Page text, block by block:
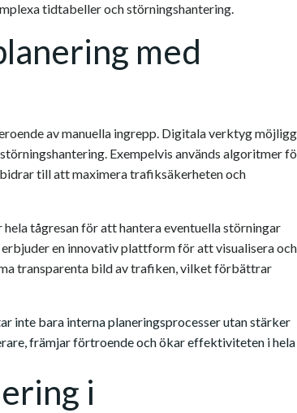
tidtabeller och störningshantering.
med
av manuella ingrepp. Digitala verktyg
Exempelvis används algoritmer
till att maximera trafiksäkerheten och
tågresan för att hantera eventuella störningar
erbjuder en innovativ plattform för att visualisera och
transparenta bild av trafiken, vilket förbättrar
inte bara interna planeringsprocesser utan stärker
främjar förtroende och ökar effektiviteten i hela
i